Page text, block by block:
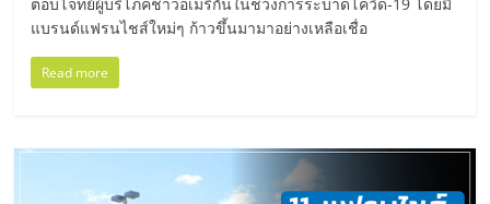
รน
ไชส์
แฟ
ตอบโจทย์ผู้บริโภคชาวอเมริกันในช่วงการระบาดโควิด-19 โดยมี
แบรนด์แฟรนไชส์ใหม่ๆ ก้าวขึ้นมามาอย่างเหลือเชื่อ
Read more